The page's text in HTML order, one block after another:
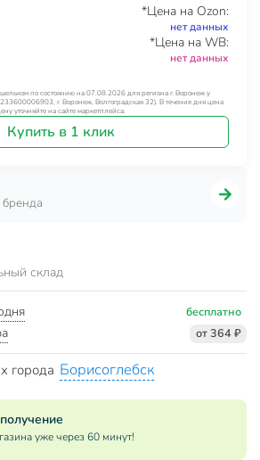
*Цена на Ozon:
нет данных
*Цена на WB:
нет данных
по состоянию на 07.08.2026 для региона г. Воронеж у
г. Воронеж, Волгоградская 32). В течение дня цена
уточняйте на сайте маркетплейса.
Купить в 1 клик
бренда
склад
бесплатно
от 364 ₽
города Борисоглебск
уже через 60 минут!